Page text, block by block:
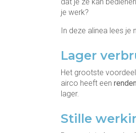
je werk?
In deze alinea lees
Lager
Het grootste
airco heeft een
lager.
Stille